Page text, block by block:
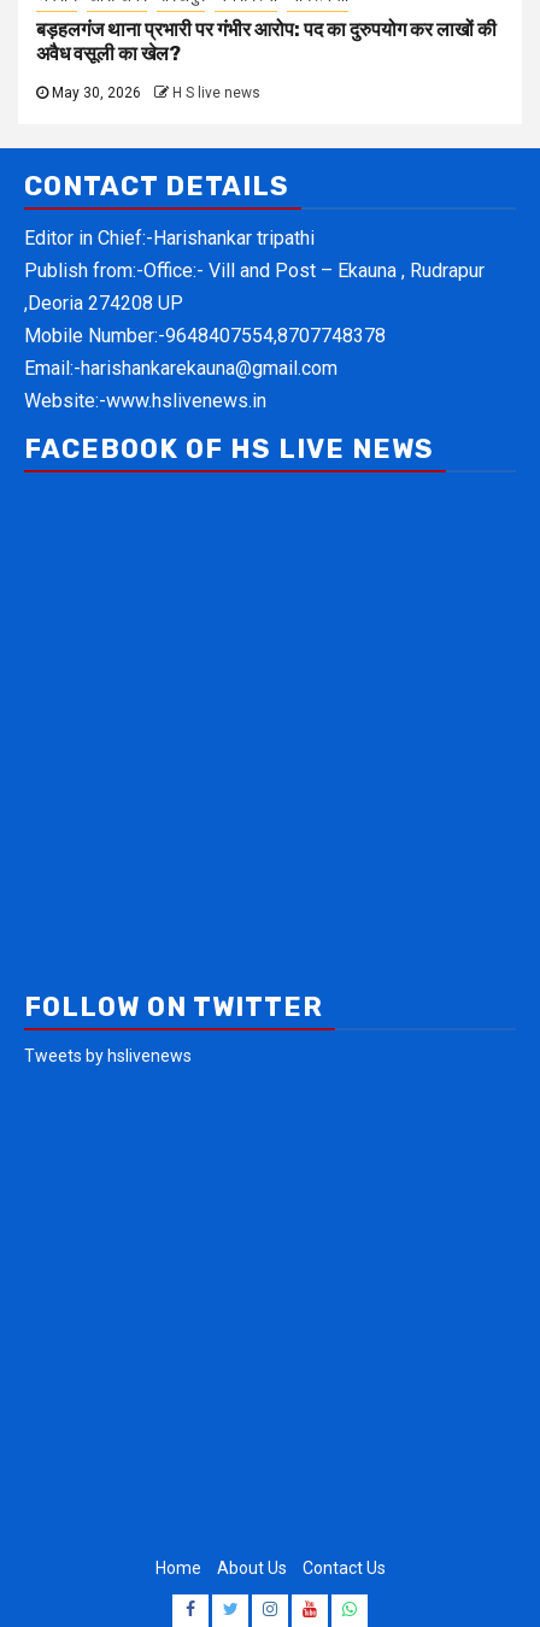
बड़हलगंज थाना प्रभारी पर गंभीर आरोप: पद का दुरुपयोग कर लाखों की
अवैध वसूली का खेल?
May 30, 2026 H S live news
CONTACT DETAILS
Editor in Chief:-Harishankar tripathi
Publish from:-Office:- Vill and Post – Ekauna , Rudrapur
,Deoria 274208 UP
Mobile Number:-9648407554,8707748378
Email:-harishankarekauna@gmail.com
Website:-www.hslivenews.in
FACEBOOK OF HS LIVE NEWS
FOLLOW ON TWITTER
Tweets by hslivenews
Home About Us Contact Us
Facebook
Twitter
Instagram
Youtube
Whatsapp